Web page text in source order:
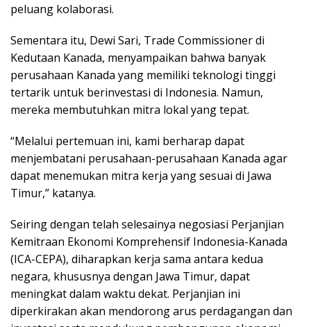
peluang kolaborasi.
Sementara itu, Dewi Sari, Trade Commissioner di
Kedutaan Kanada, menyampaikan bahwa banyak
perusahaan Kanada yang memiliki teknologi tinggi
tertarik untuk berinvestasi di Indonesia. Namun,
mereka membutuhkan mitra lokal yang tepat.
“Melalui pertemuan ini, kami berharap dapat
menjembatani perusahaan-perusahaan Kanada agar
dapat menemukan mitra kerja yang sesuai di Jawa
Timur,” katanya.
Seiring dengan telah selesainya negosiasi Perjanjian
Kemitraan Ekonomi Komprehensif Indonesia-Kanada
(ICA-CEPA), diharapkan kerja sama antara kedua
negara, khususnya dengan Jawa Timur, dapat
meningkat dalam waktu dekat. Perjanjian ini
diperkirakan akan mendorong arus perdagangan dan